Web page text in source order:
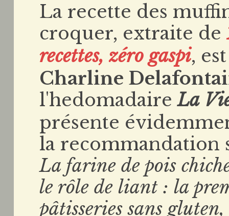
La recette des
croquer, extraite de
recettes, zéro gaspi,
Charline
l'hedomadaireLa
présente
la recommandation
La farine de pois
le rôle de liant : la
pâtisseries sans